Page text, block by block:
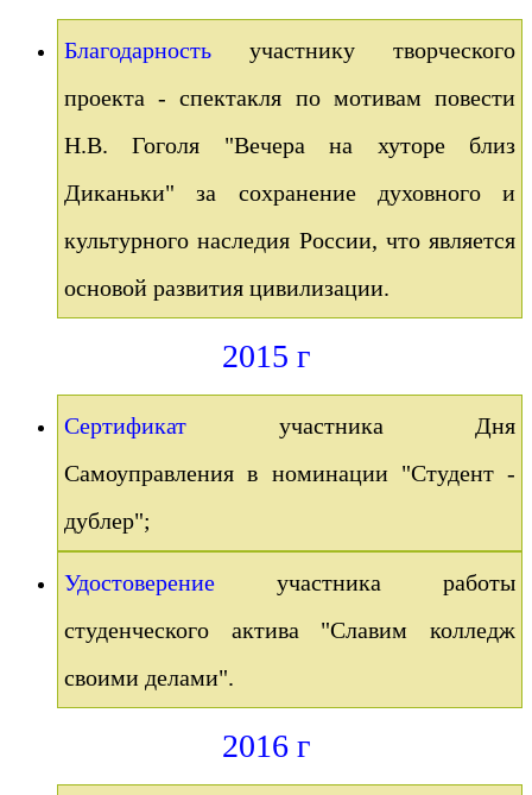
Благодарность
участнику творческого
проекта - спектакля по мотивам повести
Н.В. Гоголя "Вечера на хуторе близ
Диканьки" за сохранение духовного и
культурного наследия России, что является
основой развития цивилизации.
2015 г
Сертификат
участника Дня
Самоуправления в номинации "Студент -
дублер";
Удостоверение участника работы
студенческого актива "Славим колледж
своими делами".
2016 г